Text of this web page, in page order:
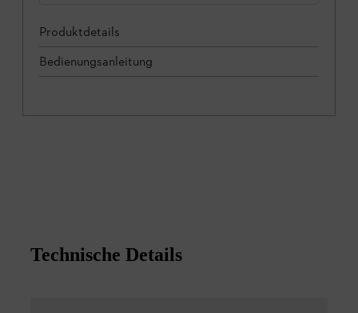
Produktdetails
Bedienungsanleitung
Technische Details